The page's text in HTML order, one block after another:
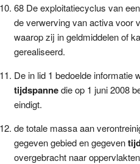
68 De exploitatiecyclus van
de verwerving van activa voor
waarop zij in geldmiddelen of
gerealiseerd.
De in lid 1 bedoelde informatie
tijdspannedie op 1 juni 2008
eindigt.
de totale massa aan
gegeven gebied en gegeven
overgebracht naar